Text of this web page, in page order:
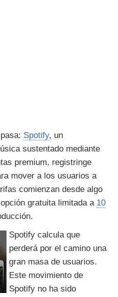
Spotify, un
sustentado mediante
premium, registringe
mover a los usuarios a
comienzan desde algo
gratuita limitada a 10
Spotify calcula que
perderá por el camino una
gran masa de usuarios.
Este movimiento de
Spotify no ha sido